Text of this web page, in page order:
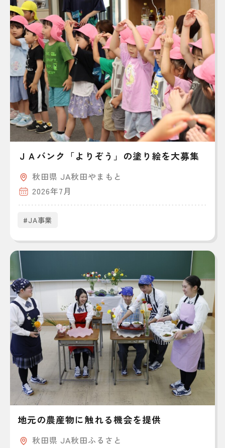
ＪＡバンク「よりぞう」の塗り絵を大募集
秋田県 JA秋田やまもと
2026年7月
#JA事業
地元の農産物に触れる機会を提供
秋田県 JA秋田ふるさと